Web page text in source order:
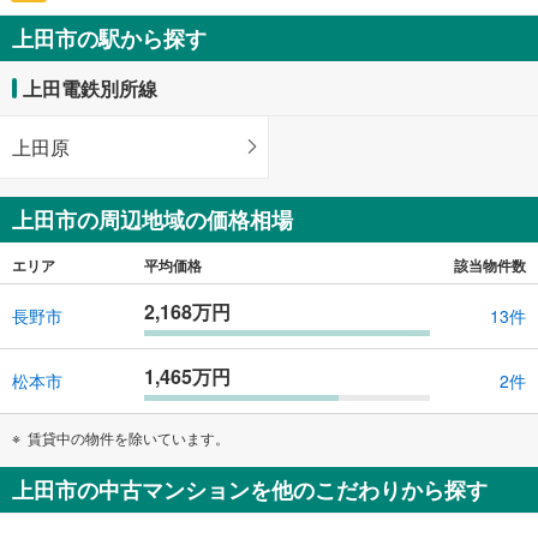
上田市の駅から探す
上田電鉄別所線
上田原
上田市の周辺地域の価格相場
エリア 平均価格 該当物件数
長野市 2,168万円 13件
松本市 1,465万円 2件
賃貸中の物件を除いています。
上田市の中古マンションを他のこだわりから探す